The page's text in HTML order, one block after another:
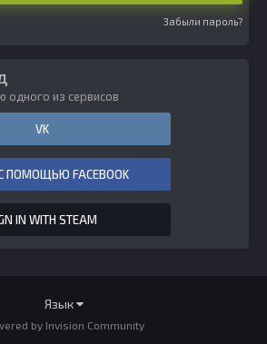
Забыли пароль?
одного из сервисов
VK
ПОМОЩЬЮ FACEBOOK
IN WITH STEAM
Язык
by Invision Community